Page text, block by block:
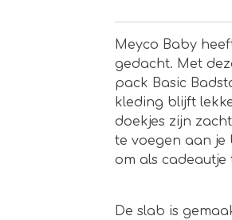
Meyco Baby
gedacht. Met
pack Basic
kleding blijft
doekjes zijn
te voegen aan je
om als cadeautje
De slab is